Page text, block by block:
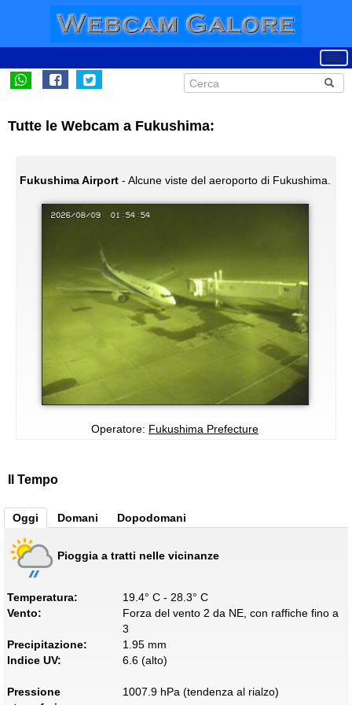
Tutte le Webcam a Fukushima:
Fukushima Airport- Alcune viste del aeroporto di Fukushima.
Operatore: Fukushima Prefecture
Il Tempo
Oggi Domani Dopodomani
Pioggia a tratti nelle vicinanze
Temperatura:
19.4° C - 28.3° C
Vento:
Forza del vento 2 da NE, con raffiche fino a
3
Precipitazione:
1.95 mm
Indice UV:
6.6 (alto)
Pressione
1007.9 hPa (tendenza al rialzo)